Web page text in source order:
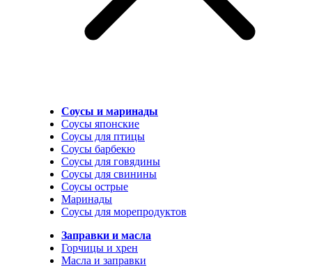
Соусы и маринады
Соусы японские
Соусы для птицы
Соусы барбекю
Соусы для говядины
Соусы для свинины
Соусы острые
Маринады
Соусы для морепродуктов
Заправки и масла
Горчицы и хрен
Масла и заправки